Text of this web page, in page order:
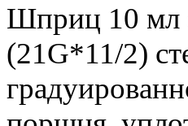
Шприц 10 мл
(21G*11/2)